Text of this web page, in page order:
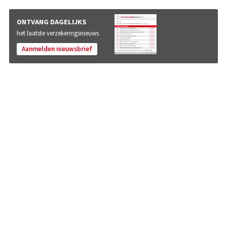
ONTVANG DAGELIJKS
het laatste verzekeringsnieuws
Aanmelden nieuwsbrief